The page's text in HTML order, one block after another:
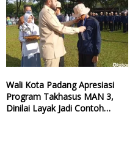
Wali Kota Padang Apresiasi
Program Takhasus MAN 3,
Dinilai Layak Jadi Contoh